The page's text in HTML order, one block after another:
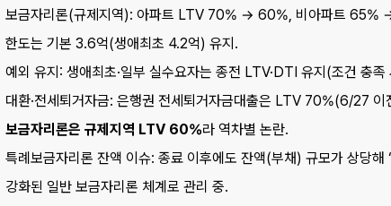
보금자리론(규제지역): 아파트 LTV 70% → 60%, 비아파트 65%
한도는 기본 3.6억(생애최초 4.2억) 유지.
예외 유지: 생애최초·일부 실수요자는 종전 LTV·DTI 유지(조건 충족
보금자리론은 규제지역 LTV 60%라 역차별 논란.
특례보금자리론 잔액 이슈: 종료 이후에도 잔액(부채) 규모가 상당해
강화된 일반 보금자리론 체계로 관리 중.